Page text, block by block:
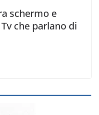
schermo e
che parlano di